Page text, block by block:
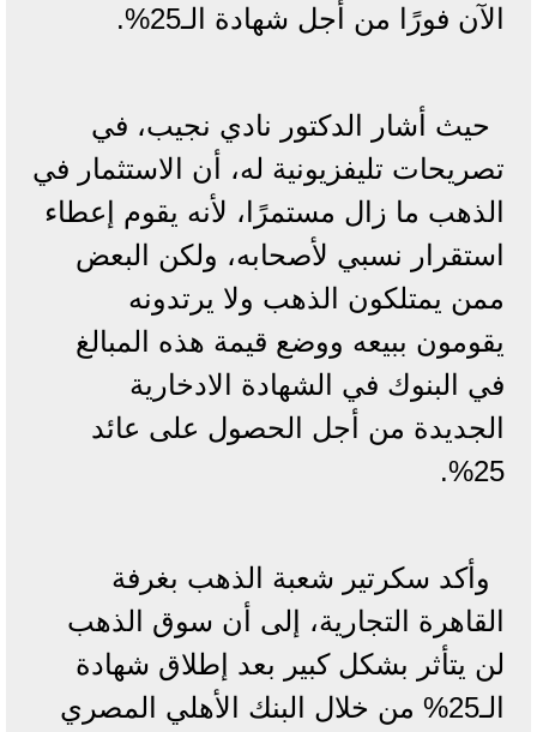
الآن فورًا من أجل شهادة الـ25%.
حيث أشار الدكتور نادي نجيب، في
تصريحات تليفزيونية له، أن الاستثمار في
الذهب ما زال مستمرًا، لأنه يقوم إعطاء
استقرار نسبي لأصحابه، ولكن البعض
ممن يمتلكون الذهب ولا يرتدونه
يقومون ببيعه ووضع قيمة هذه المبالغ
في البنوك في الشهادة الادخارية
الجديدة من أجل الحصول على عائد
25%.
وأكد سكرتير شعبة الذهب بغرفة
القاهرة التجارية، إلى أن سوق الذهب
لن يتأثر بشكل كبير بعد إطلاق شهادة
الـ25% من خلال البنك الأهلي المصري